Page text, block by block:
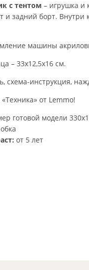
с тентом – игрушка и
и задний борт.
машины
– 33х12,5х16 см.
схема-инструкция,
от Lemmo!
готовой модели
от 5 лет